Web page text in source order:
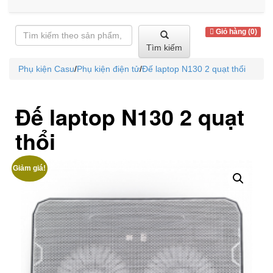
Tìm kiếm
Giỏ hàng (0)
Phụ kiện Casu/Phụ kiện điện tử/Đế laptop N130 2 quạt thổi
Đế laptop N130 2 quạt
thổi
Giảm giá!